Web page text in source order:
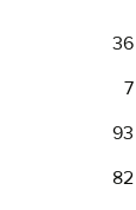
36
7
93
82